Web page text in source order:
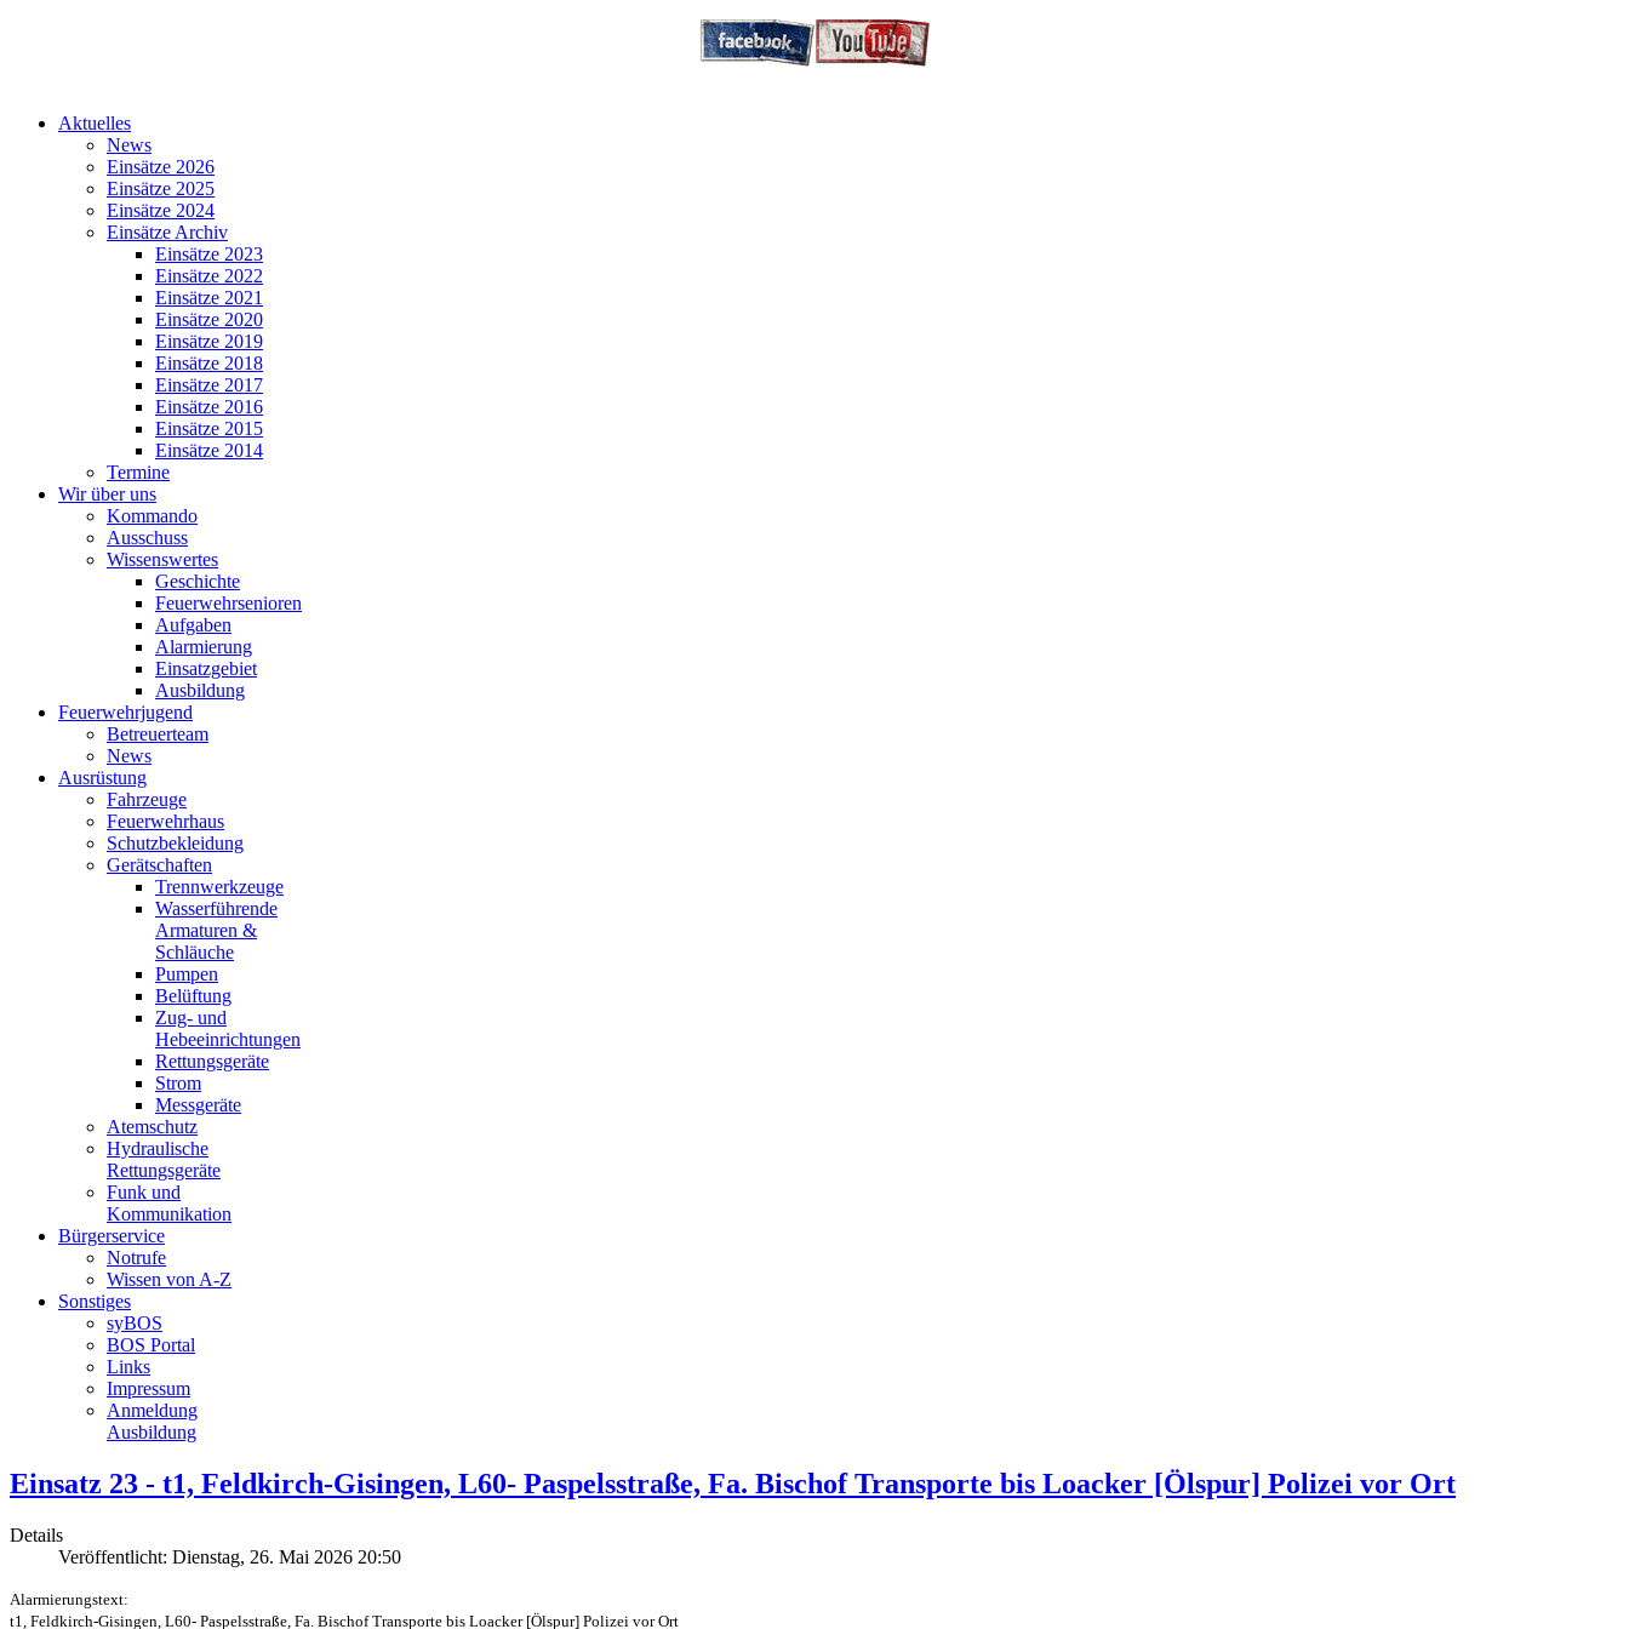
Aktuelles
News
Einsätze 2026
Einsätze 2025
Einsätze 2024
Einsätze Archiv
Einsätze 2023
Einsätze 2022
Einsätze 2021
Einsätze 2020
Einsätze 2019
Einsätze 2018
Einsätze 2017
Einsätze 2016
Einsätze 2015
Einsätze 2014
Termine
Wir über uns
Kommando
Ausschuss
Wissenswertes
Geschichte
Feuerwehrsenioren
Aufgaben
Alarmierung
Einsatzgebiet
Ausbildung
Feuerwehrjugend
Betreuerteam
News
Ausrüstung
Fahrzeuge
Feuerwehrhaus
Schutzbekleidung
Gerätschaften
Trennwerkzeuge
Wasserführende
Armaturen &
Schläuche
Pumpen
Belüftung
Zug- und
Hebeeinrichtungen
Rettungsgeräte
Strom
Messgeräte
Atemschutz
Hydraulische
Rettungsgeräte
Funk und
Kommunikation
Bürgerservice
Notrufe
Wissen von A-Z
Sonstiges
syBOS
BOS Portal
Links
Impressum
Anmeldung
Ausbildung
Einsatz 23 - t1, Feldkirch-Gisingen, L60- Paspelsstraße, Fa. Bischof Transporte bis Loacker [Ölspur] Polizei vor Ort
Details
Veröffentlicht: Dienstag, 26. Mai 2026 20:50
Alarmierungstext:
t1, Feldkirch-Gisingen, L60- Paspelsstraße, Fa. Bischof Transporte bis Loacker [Ölspur] Polizei vor Ort